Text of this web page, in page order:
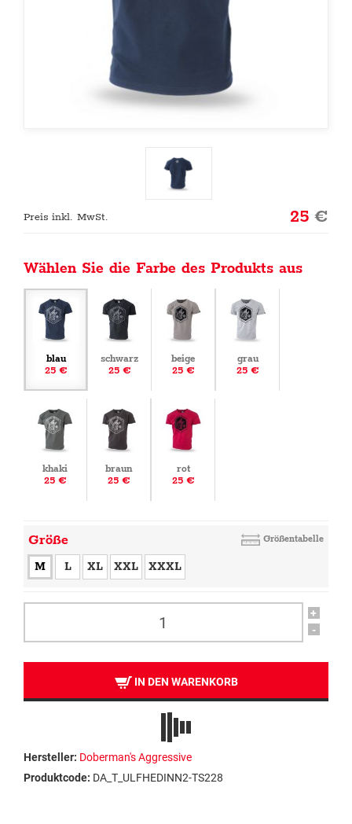
Preis inkl. MwSt. 25€
Wählen Sie die Farbe des Produkts aus
blau
25 €
schwarz
25 €
beige
25 €
grau
25 €
khaki
25 €
braun
25 €
rot
25 €
Größe Größentabelle
M L XL XXL XXXL
+
-
IN DEN WARENKORB
Hersteller: Doberman's Aggressive
Produktcode: DA_T_ULFHEDINN2-TS228